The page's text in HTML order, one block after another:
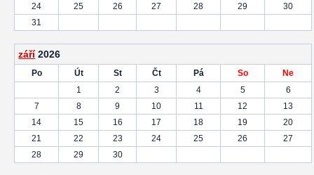
24
25 26 27 28 29
30
31
září 2026
Po Út St Čt Pá So
Ne
1
2 3 4 5
6
7
8 9 10 11 12
13
14
15 16 17 18 19
20
21
22 23 24 25 26
27
28
29 30